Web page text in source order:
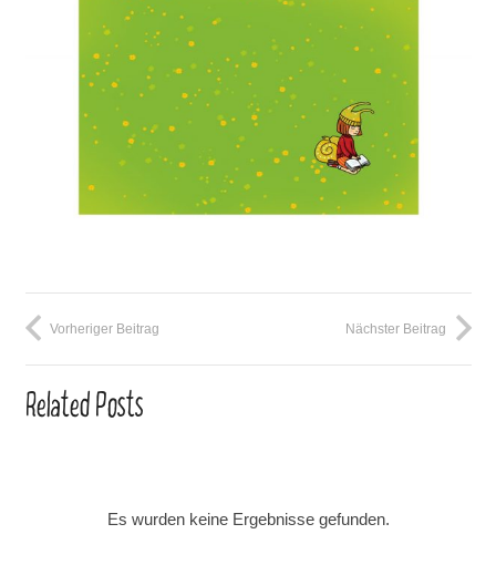
Vorheriger Beitrag Nächster Beitrag
Related Posts
Es wurden keine Ergebnisse gefunden.